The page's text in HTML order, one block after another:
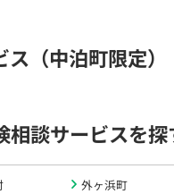
（中泊町限定）
相談サービスを探
外ヶ浜町